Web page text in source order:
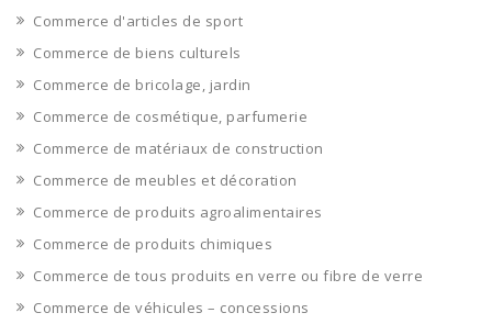
Commerce d'articles de sport
Commerce de biens culturels
Commerce de bricolage, jardin
Commerce de cosmétique, parfumerie
Commerce de matériaux de construction
Commerce de meubles et décoration
Commerce de produits agroalimentaires
Commerce de produits chimiques
Commerce de tous produits en verre ou fibre de verre
Commerce de véhicules – concessions